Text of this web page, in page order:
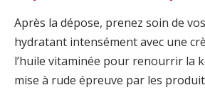
Après la dépose, prenez soin de
hydratant intensément avec une
l’huile vitaminée pour renourrir la
mise à rude épreuve par les